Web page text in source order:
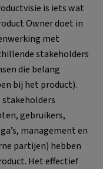
is iets wat
Owner doet in
met
stakeholders
die belang
bij het product).
stakeholders
gebruikers,
management en
partijen) hebben
Het effectief